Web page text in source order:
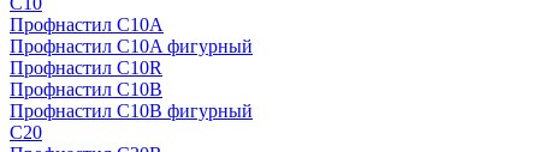
Профнастил С10A
Профнастил С10A фигурный
Профнастил С10R
Профнастил С10В
Профнастил С10В фигурный
C20